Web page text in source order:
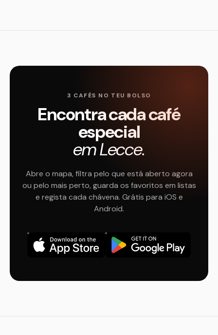
3 CAFÉS NO TEU BOLSO
Encontra cada café
especial
em Lecce.
Abre o mapa, filtra pelo que está aberto agora
ou pelo mais perto, guarda os favoritos em listas
e regista cada chávena. Grátis para iOS e
Android.